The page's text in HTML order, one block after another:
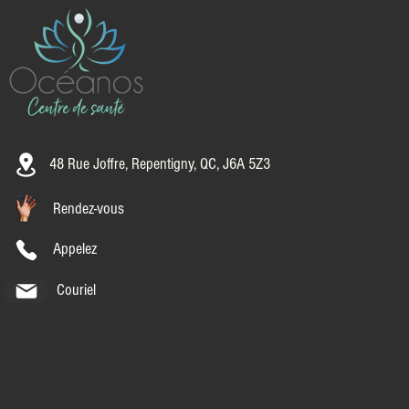
48 Rue Joffre, Repentigny, QC, J6A 5Z3
Rendez-vous
Appelez
Couriel